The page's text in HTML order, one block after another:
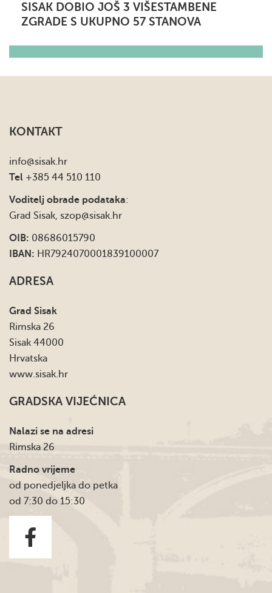
SISAK DOBIO JOŠ 3 VIŠESTAMBENE
ZGRADE S UKUPNO 57 STANOVA
KONTAKT
info@sisak.hr
Tel +385 44 510 110
Voditelj obrade podataka:
Grad Sisak, szop@sisak.hr
OIB: 08686015790
IBAN: HR7924070001839100007
ADRESA
Grad Sisak
Rimska 26
Sisak 44000
Hrvatska
www.sisak.hr
GRADSKA VIJEĆNICA
Nalazi se na adresi
Rimska 26
Radno vrijeme
od ponedjeljka do petka
od 7:30 do 15:30